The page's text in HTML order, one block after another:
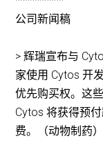
公司新闻稿
> 辉瑞宣布与
家使用 Cytos 开
优先购买权。这
Cytos 将获得预
费。（动物制药）